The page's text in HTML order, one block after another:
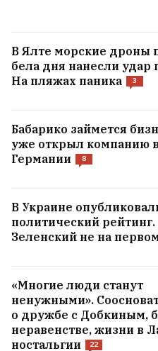
В Ялте морские дроны
бела дня нанесли удар
На пляжах паника
3
Бабарико займется
уже открыл компанию в
Германии
8
В Украине
политический рейтинг.
Зеленский не на
«Многие люди станут
ненужными».
о дружбе с Добкиным,
неравенстве, жизни в
ностальгии
22